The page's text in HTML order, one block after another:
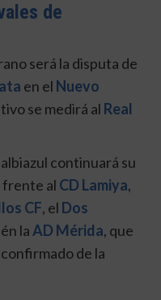
de
será la disputa de
en el Nuevo
se medirá al Real
continuará su
al CD Lamiya,
CF, el Dos
laAD Mérida, que
de la